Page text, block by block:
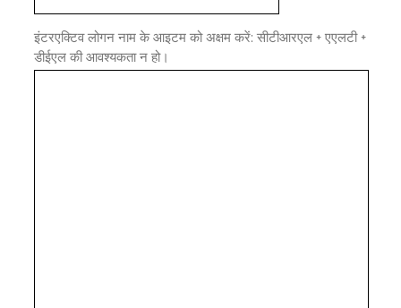
इंटरएक्टिव लोगन नाम के आइटम को अक्षम करें: सीटीआरएल + एएलटी +
डीईएल की आवश्यकता न हो।